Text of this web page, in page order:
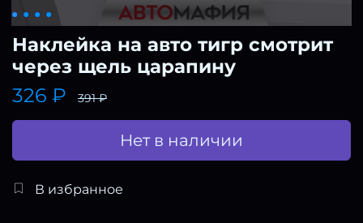
Наклейка на авто тигр смотрит
через щель царапину
326 ₽ 391 ₽
Нет в наличии
В избранное